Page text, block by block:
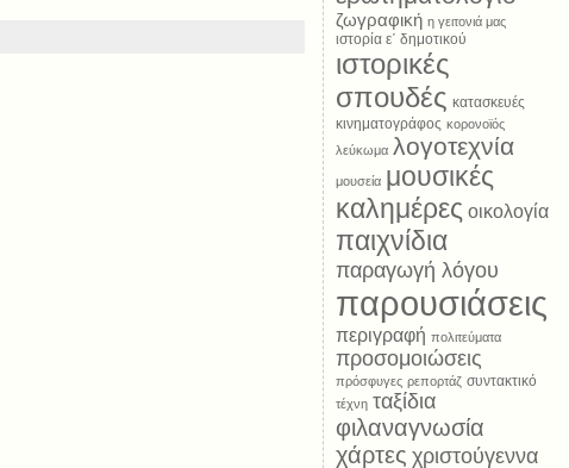
ζωγραφική η γειτονιά μας
ιστορία ε΄ δημοτικού
ιστορικές
σπουδές κατασκευές
κινηματογράφος κορονοϊός
λεύκωμα λογοτεχνία
μουσεία μουσικές
καλημέρες οικολογία
παιχνίδια
παραγωγή λόγου
παρουσιάσεις
περιγραφή πολιτεύματα
προσομοιώσεις
πρόσφυγες ρεπορτάζ συντακτικό
τέχνη ταξίδια
φιλαναγνωσία
χάρτες χριστούγεννα